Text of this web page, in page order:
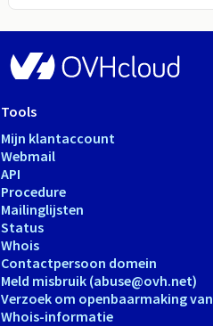
Tools
Mijn klantaccount
Webmail
API
Procedure
Mailinglijsten
Status
Whois
Contactpersoon domein
Meld misbruik (abuse@ovh.net)
Verzoek om openbaarmaking van
Whois-informatie